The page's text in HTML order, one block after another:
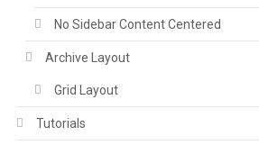
No Sidebar Content Centered
Archive Layout
Grid Layout
Tutorials